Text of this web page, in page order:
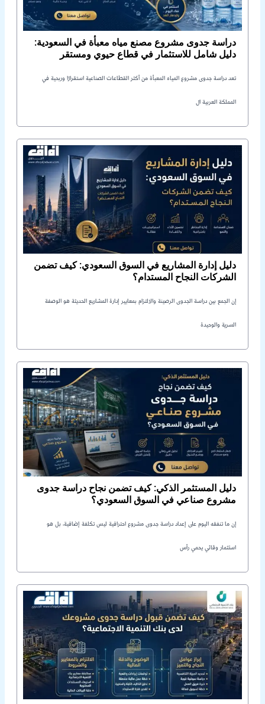
دراسة جدوى مشروع مصنع مياه معبأة في السعودية:
دليل شامل للاستثمار في قطاع حيوي ومستقر
تعد دراسة جدوى مشروع المياه المعبأة من أكثر القطاعات الصناعية استقرارًا وربحية في
المملكة العربية ال
دليل إدارة المشاريع في السوق السعودي: كيف تضمن
الشركات النجاح المستدام؟
إن الجمع بين دراسة الجدوى الرصينة والالتزام بمعايير إدارة المشاريع الحديثة هو الوصفة
السرية والوحيدة
دليل المستثمر الذكي: كيف تضمن نجاح دراسة جدوى
مشروع صناعي في السوق السعودي؟
إن ما تنفقه اليوم على إعداد دراسة جدوى مشروع احترافية ليس تكلفة إضافية، بل هو
استثمار وقائي يحمي رأس